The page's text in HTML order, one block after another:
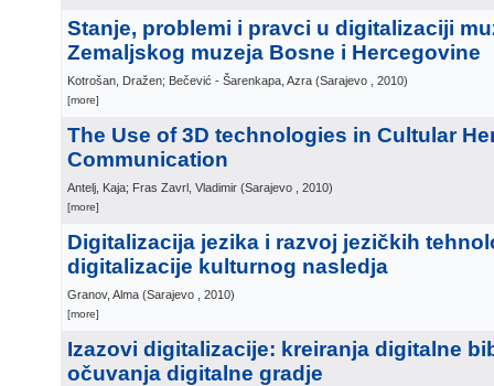
Stanje, problemi i pravci u digitalizaciji
Zemaljskog muzeja Bosne i Hercegovine
Kotrošan, Dražen; Bečević - Šarenkapa, Azra (Sarajevo , 2010)
[more]
The Use of 3D technologies in Cultular
Communication
Antelj, Kaja; Fras Zavrl, Vladimir (Sarajevo , 2010)
[more]
Digitalizacija jezika i razvoj jezičkih
digitalizacije kulturnog nasledja
Granov, Alma (Sarajevo , 2010)
[more]
Izazovi digitalizacije: kreiranja digitalne
očuvanja digitalne gradje